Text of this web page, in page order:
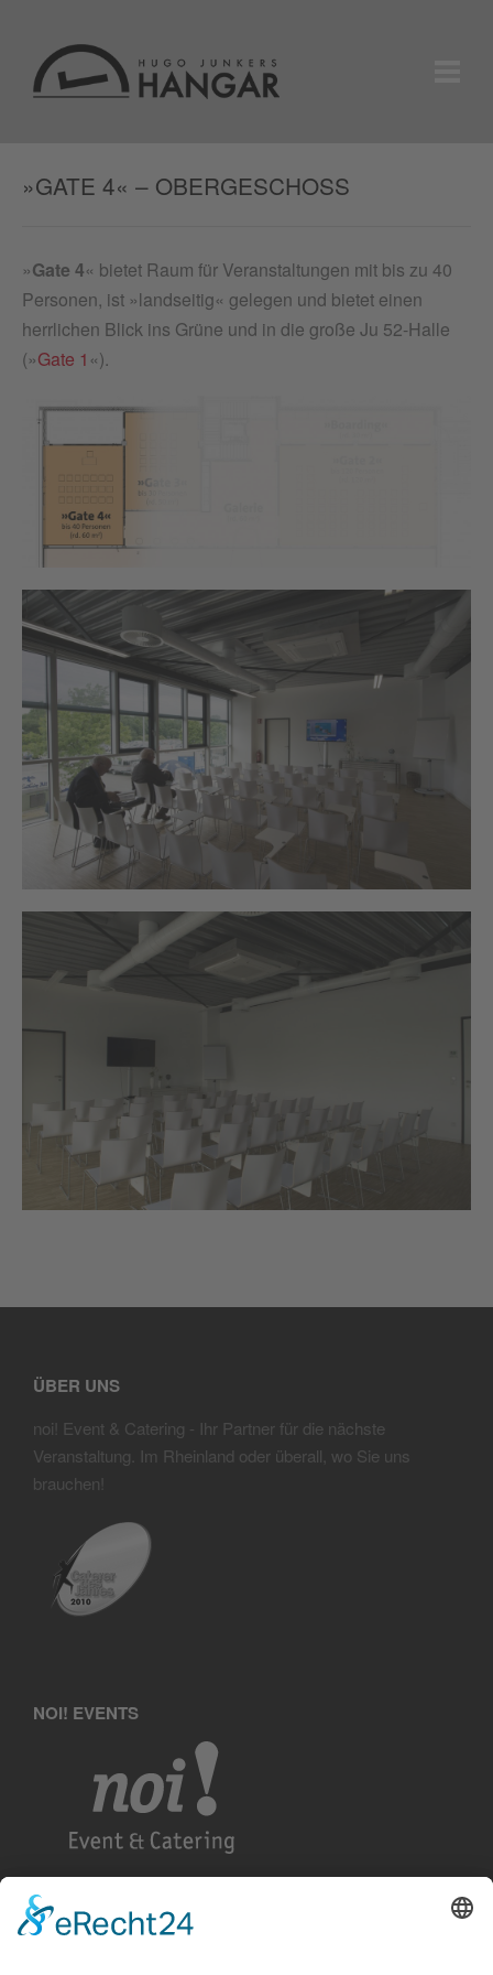
»GATE 4« – OBERGESCHOSS
»Gate 4« bietet Raum für Veranstaltungen mit bis zu 40
Personen, ist »landseitig« gelegen und bietet einen
herrlichen Blick ins Grüne und in die große Ju 52-Halle
(»Gate 1 «).
ÜBER UNS
noi! Event & Catering - Ihr Partner für die nächste
Veranstaltung. Im Rheinland oder überall, wo Sie uns
brauchen!
NOI! EVENTS
KETTE&SCHUSS GASTRONOMIE